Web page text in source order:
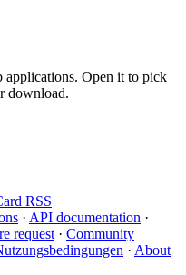
Open it to pick
download.
RSS
· API documentation ·
request · Community
· About